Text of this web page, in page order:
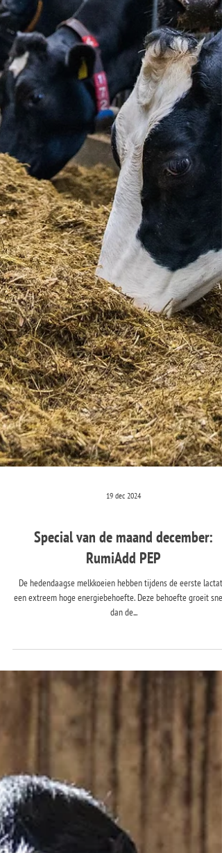
19 dec 2024
Special van de maand december:
RumiAdd PEP
dan de...